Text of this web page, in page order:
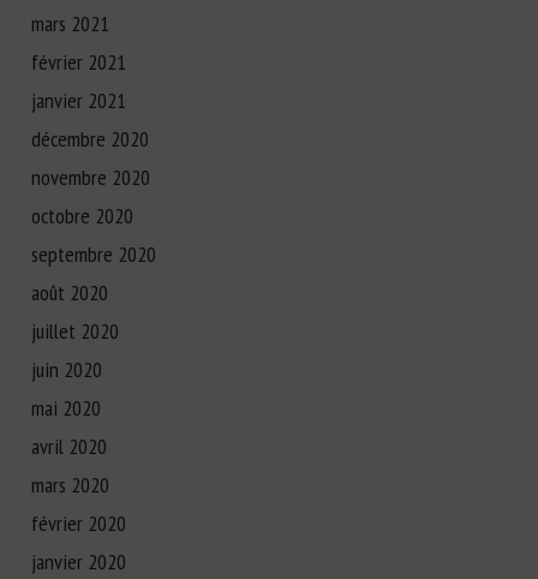
mars 2021
février 2021
janvier 2021
décembre 2020
novembre 2020
octobre 2020
septembre 2020
août 2020
juillet 2020
juin 2020
mai 2020
avril 2020
mars 2020
février 2020
janvier 2020